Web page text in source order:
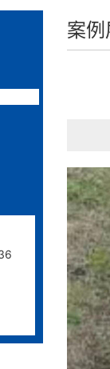
案例